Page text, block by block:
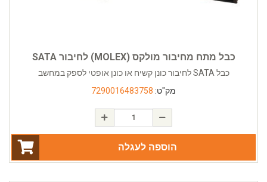
כבל מתח מחיבור מולקס (MOLEX) לחיבור SATA
כבל SATA לחיבור כונן קשיח או כונן אופטי לספק במחשב
מק"ט: 7290016483758
הוספה לעגלה